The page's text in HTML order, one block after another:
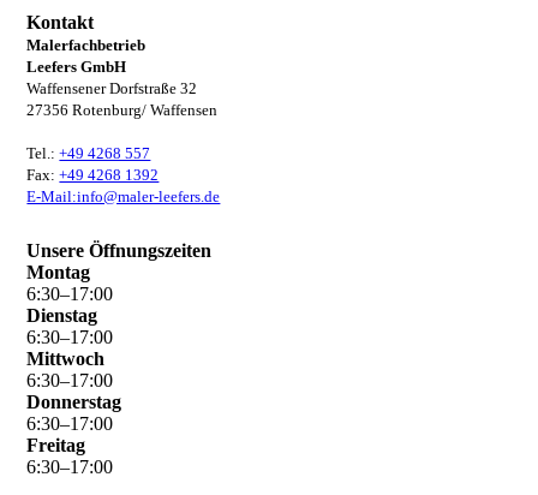
Kontakt
Malerfachbetrieb
Leefers GmbH
Waffensener Dorfstraße 32
27356 Rotenburg/ Waffensen
Tel.:+49 4268 557
Fax:+49 4268 1392
E-Mail:info@maler-leefers.de
Unsere Öffnungszeiten
Montag
6:30–17:00
Dienstag
6:30–17:00
Mittwoch
6:30–17:00
Donnerstag
6:30–17:00
Freitag
6:30–17:00